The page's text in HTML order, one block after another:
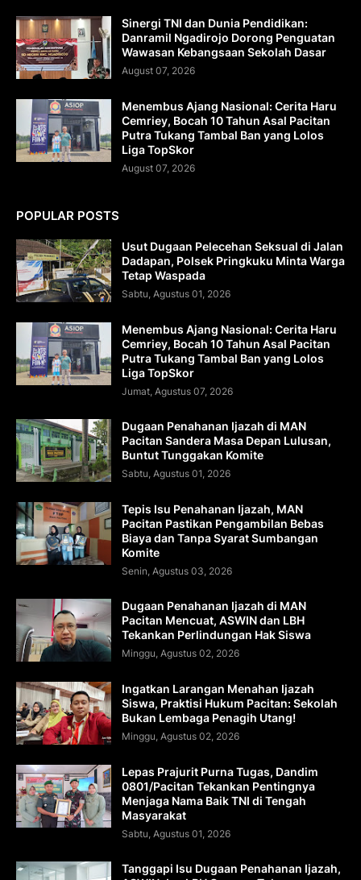
Sinergi TNI dan Dunia Pendidikan:
Danramil Ngadirojo Dorong Penguatan
Wawasan Kebangsaan Sekolah Dasar
August 07, 2026
Menembus Ajang Nasional: Cerita Haru
Cemriey, Bocah 10 Tahun Asal Pacitan
Putra Tukang Tambal Ban yang Lolos
Liga TopSkor
August 07, 2026
POPULAR POSTS
Usut Dugaan Pelecehan Seksual di Jalan
Dadapan, Polsek Pringkuku Minta Warga
Tetap Waspada
Sabtu, Agustus 01, 2026
Menembus Ajang Nasional: Cerita Haru
Cemriey, Bocah 10 Tahun Asal Pacitan
Putra Tukang Tambal Ban yang Lolos
Liga TopSkor
Jumat, Agustus 07, 2026
Dugaan Penahanan Ijazah di MAN
Pacitan Sandera Masa Depan Lulusan,
Buntut Tunggakan Komite
Sabtu, Agustus 01, 2026
Tepis Isu Penahanan Ijazah, MAN
Pacitan Pastikan Pengambilan Bebas
Biaya dan Tanpa Syarat Sumbangan
Komite
Senin, Agustus 03, 2026
Dugaan Penahanan Ijazah di MAN
Pacitan Mencuat, ASWIN dan LBH
Tekankan Perlindungan Hak Siswa
Minggu, Agustus 02, 2026
Ingatkan Larangan Menahan Ijazah
Siswa, Praktisi Hukum Pacitan: Sekolah
Bukan Lembaga Penagih Utang!
Minggu, Agustus 02, 2026
Lepas Prajurit Purna Tugas, Dandim
0801/Pacitan Tekankan Pentingnya
Menjaga Nama Baik TNI di Tengah
Masyarakat
Sabtu, Agustus 01, 2026
Tanggapi Isu Dugaan Penahanan Ijazah,